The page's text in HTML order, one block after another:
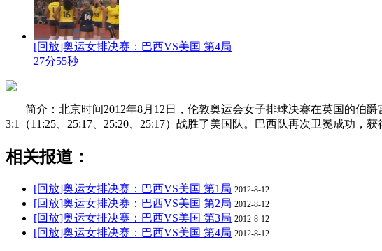
[回放]奥运女排决赛：巴西VS美国 第4局
27分55秒
简介：北京时间2012年8月12日，伦敦奥运会女子排球决赛在英国的伯
3:1（11:25、25:17、25:20、25:17）战胜了美国队。巴西队再次卫冕成功，获
相关报道：
[回放]奥运女排决赛：巴西VS美国 第1局 2012-8-12
[回放]奥运女排决赛：巴西VS美国 第2局 2012-8-12
[回放]奥运女排决赛：巴西VS美国 第3局 2012-8-12
[回放]奥运女排决赛：巴西VS美国 第4局 2012-8-12